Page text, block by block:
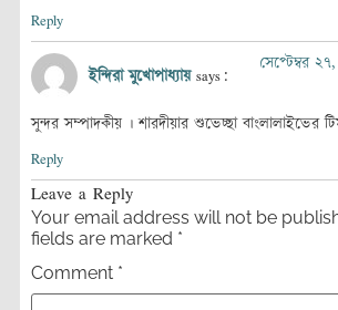
Reply
ইন্দিরা মুখোপাধ্যায় says:
সেপ্টেম্বর
সুন্দর সম্পাদকীয় । শারদীয়ার শুভেচ্ছা বাংলালাইভের
Reply
Leave a Reply
Your email address will not be
fields are marked *
Comment *